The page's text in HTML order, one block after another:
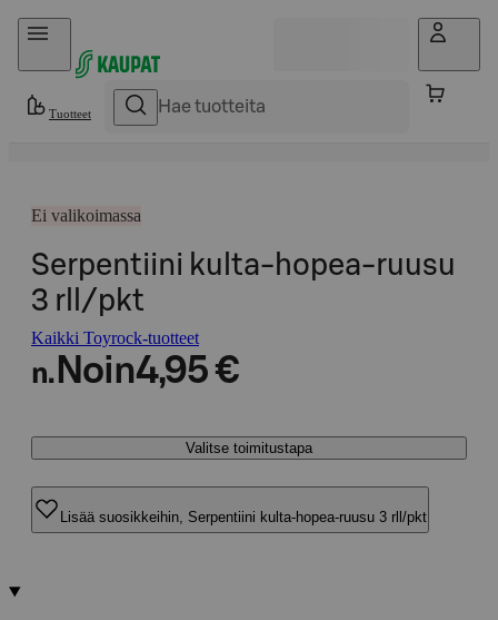
Hyppää sisältöön
Tuotteet
Ei valikoimassa
Serpentiini kulta-hopea-ruusu
3 rll/pkt
Kaikki Toyrock-tuotteet
n. Noin4,95 €
Valitse toimitustapa
Lisää suosikkeihin, Serpentiini kulta-hopea-ruusu 3 rll/pkt